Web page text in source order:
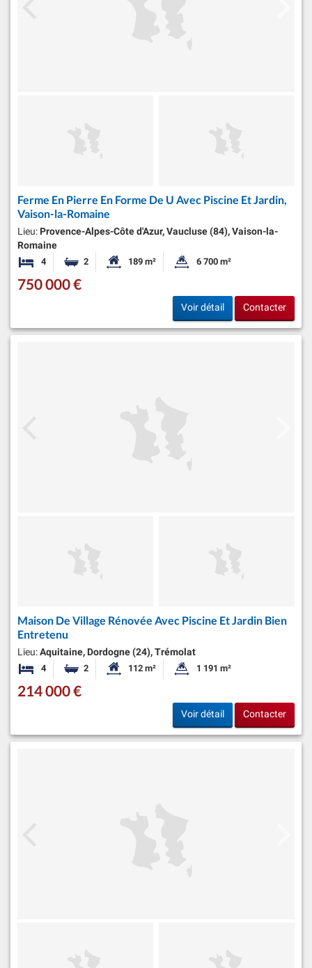
Ferme En Pierre En Forme De U Avec Piscine Et Jardin,
Vaison-la-Romaine
Lieu: Provence-Alpes-Côte d'Azur, Vaucluse (84), Vaison-la-
Romaine
4 Chambres
2 Salles de bainsSurface habitable:
189 m² Superficie du terrain:
6 700 m²
750 000 €
Voir détail Contacter
Maison De Village Rénovée Avec Piscine Et Jardin Bien
Entretenu
Lieu:Aquitaine, Dordogne (24), Trémolat
4 Chambres
2 Salles de bainsSurface habitable:
112 m² Superficie du terrain:
1 191 m²
214 000 €
Voir détail Contacter